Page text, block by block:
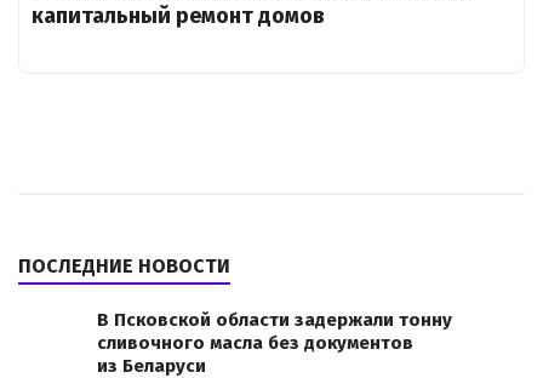
капитальный ремонт домов
ПОСЛЕДНИЕ НОВОСТИ
В Псковской области задержали тонну
сливочного масла без документов
из Беларуси